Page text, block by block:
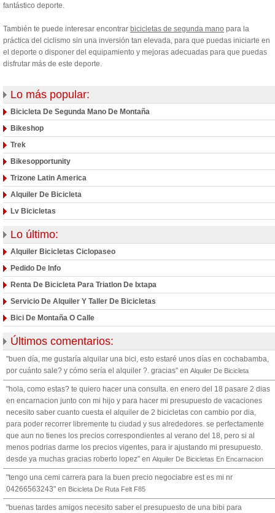
fantástico deporte.
También te puede interesar encontrar bicicletas de segunda mano para la
práctica del ciclismo sin una inversión tan elevada, para que puedas iniciarte en
el deporte o disponer del equipamiento y mejoras adecuadas para que puedas
disfrutar más de este deporte.
Lo más popular:
Bicicleta De Segunda Mano De Montaña
Bikeshop
Trek
Bikesopportunity
Trizone Latin America
Alquiler De Bicicleta
Lv Bicicletas
Lo último:
Alquiler Bicicletas Ciclopaseo
Pedido De Info
Renta De Bicicleta Para Triatlon De Ixtapa
Servicio De Alquiler Y Taller De Bicicletas
Bici De Montaña O Calle
Últimos comentarios:
"buen día, me gustaría alquilar una bici, esto estaré unos días en cochabamba,
por cuánto sale? y cómo sería el alquiler ?. gracias" en Alquiler De Bicicleta
"hola, como estas? te quiero hacer una consulta. en enero del 18 pasare 2 dias
en encarnacion junto con mi hijo y para hacer mi presupuesto de vacaciones
necesito saber cuanto cuesta el alquiler de 2 bicicletas con cambio por dia,
para poder recorrer libremente tu ciudad y sus alrededores. se perfectamente
que aun no tienes los precios correspondientes al verano del 18, pero si al
menos podrias darme los precios vigentes, para ir ajustando mi presupuesto.
desde ya muchas gracias roberto lopez" en Alquiler De Bicicletas En Encarnacion
"tengo una cemi carrera para la buen precio negociabre est es mi nr
04266563243" en Bicicleta De Ruta Felt F85
"buenas tardes amigos necesito saber el presupuesto de una bibi para